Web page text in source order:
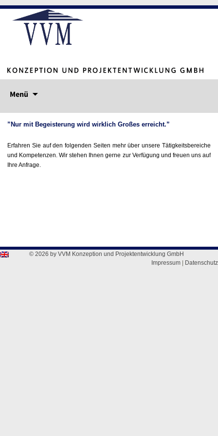
Menü
Inhalt
”Nur mit Begeisterung wird wirklich Großes erreicht.”
Erfahren Sie auf den folgenden Seiten mehr über unsere Tätigkeitsbereiche
und Kompetenzen. Wir stehen Ihnen gerne zur Verfügung und freuen uns auf
Ihre Anfrage.
© 2026 by VVM Konzeption und Projektentwicklung GmbH
Impressum | Datenschutz